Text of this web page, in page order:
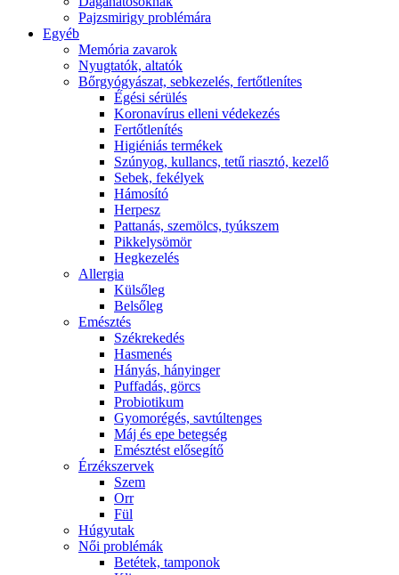
Pajzsmirigy problémára
Egyéb
Memória zavarok
Nyugtatók, altatók
Bőrgyógyászat, sebkezelés, fertőtlenítes
É́gési sérülés
Koronavírus elleni védekezés
Fertőtlenítés
Higiéniás termékek
Szúnyog, kullancs, tetű riasztó, kezelő
Sebek, fekélyek
Hámosító
Herpesz
Pattanás, szemölcs, tyúkszem
Pikkelysömör
Hegkezelés
Allergia
Külsőleg
Belsőleg
Emésztés
Székrekedés
Hasmenés
Hányás, hányinger
Puffadás, görcs
Probiotikum
Gyomorégés, savtúltenges
Máj és epe betegség
Emésztést elősegítő
Érzékszervek
Szem
Orr
Fül
Húgyutak
Női problémák
Betétek, tamponok